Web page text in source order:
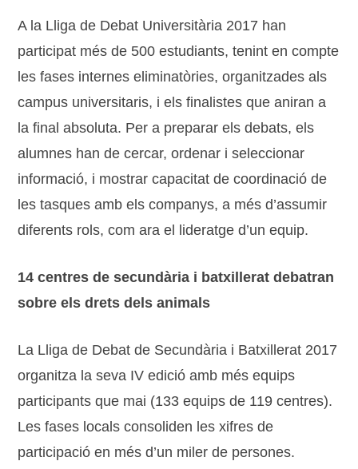
A la Lliga de Debat Universitària 2017 han
participat més de 500 estudiants, tenint en compte
les fases internes eliminatòries, organitzades als
campus universitaris, i els finalistes que aniran a
la final absoluta. Per a preparar els debats, els
alumnes han de cercar, ordenar i seleccionar
informació, i mostrar capacitat de coordinació de
les tasques amb els companys, a més d’assumir
diferents rols, com ara el lideratge d’un equip.
14 centres de secundària i batxillerat debatran
sobre els drets dels animals
La Lliga de Debat de Secundària i Batxillerat 2017
organitza la seva IV edició amb més equips
participants que mai (133 equips de 119 centres).
Les fases locals consoliden les xifres de
participació en més d’un miler de persones.